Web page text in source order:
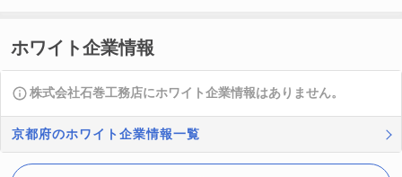
ホワイト企業情報
株式会社石巻工務店にホワイト企業情報はありません。
京都府のホワイト企業情報一覧